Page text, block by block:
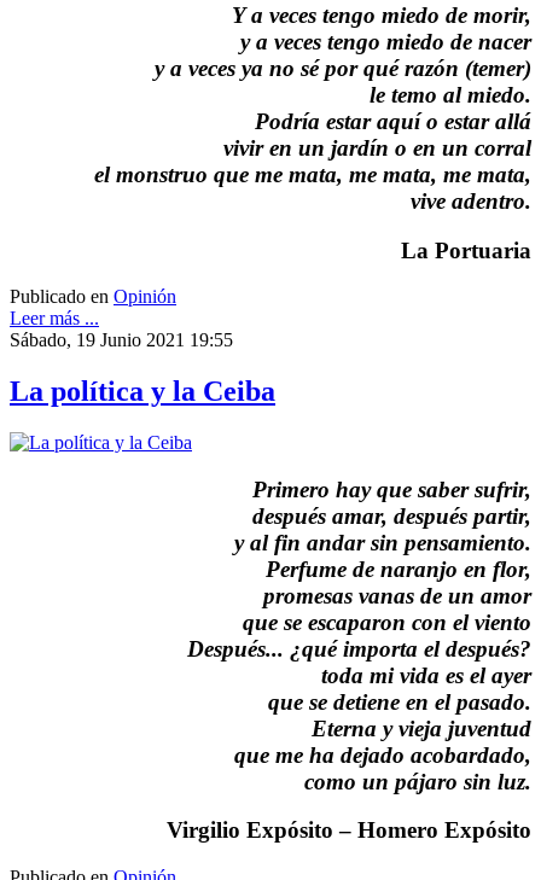
Y a veces tengo miedo de morir,
y a veces tengo miedo de nacer
y a veces ya no sé por qué razón (temer)
le temo al miedo.
Podría estar aquí o estar allá
vivir en un jardín o en un corral
el monstruo que me mata, me mata, me mata,
vive adentro.
La Portuaria
Publicado en Opinión
Leer más ...
Sábado, 19 Junio 2021 19:55
La política y la Ceiba
Primero hay que saber sufrir,
después amar, después partir,
y al fin andar sin pensamiento.
Perfume de naranjo en flor,
promesas vanas de un amor
que se escaparon con el viento
Después... ¿qué importa el después?
toda mi vida es el ayer
que se detiene en el pasado.
Eterna y vieja juventud
que me ha dejado acobardado,
como un pájaro sin luz.
Virgilio Expósito – Homero Expósito